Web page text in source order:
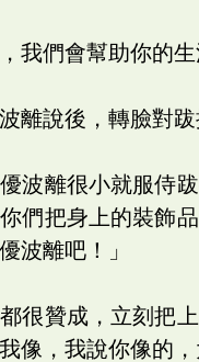
我們會幫助你的生
離說後，轉臉對跋
優波離很小就服侍
們把身上的裝飾
波離吧！」
很贊成，立刻把
像，我說你像的，